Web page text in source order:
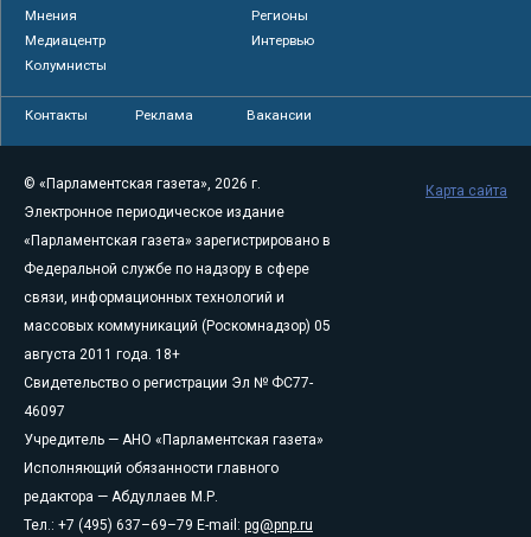
Мнения
Регионы
Медиацентр
Интервью
Колумнисты
Контакты Реклама Вакансии
© «Парламентская газета», 2026 г.
Электронное периодическое издание
«Парламентская газета» зарегистрировано в
Федеральной службе по надзору в сфере
связи, информационных технологий и
массовых коммуникаций (Роскомнадзор) 05
августа 2011 года. 18+
Свидетельство о регистрации Эл № ФС77-
46097
Учредитель — АНО «Парламентская газета»
Исполняющий обязанности главного
редактора — Абдуллаев М.Р.
Тел.: +7 (495) 637–69–79 E-mail: pg@pnp.ru
Карта сайта